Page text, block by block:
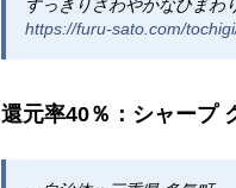
すっきりさわやかなひまわ
https://furu-sato.com/
還元率40％：シャープ